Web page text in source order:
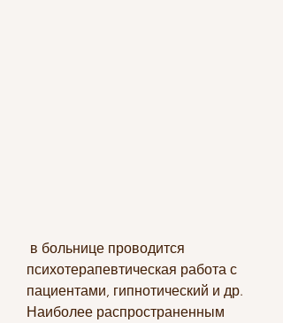
психотерапевтическая работа с
пациентами, гипнотический и др.
Наиболее распространенным